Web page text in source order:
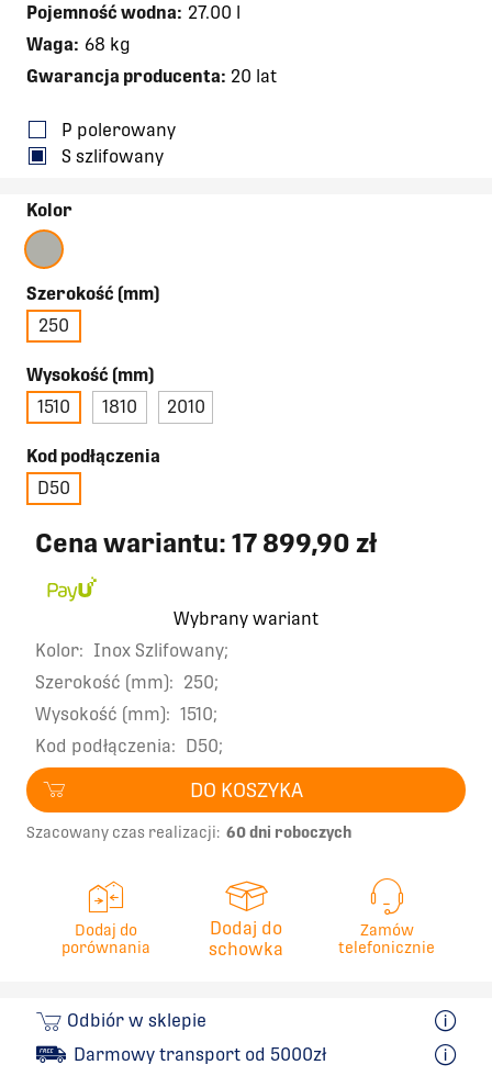
Pojemność wodna: 27.00 l
Waga: 68 kg
Gwarancja producenta: 20 lat
P polerowany
S szlifowany
Kolor
Szerokość (mm)
250
Wysokość (mm)
1510
1810 2010
Kod podłączenia
D50
Cena wariantu: 17 899,90 zł
Wybrany wariant
Kolor: Inox Szlifowany;
Szerokość (mm): 250;
Wysokość (mm): 1510;
Kod podłączenia: D50;
DO KOSZYKA
Szacowany czas realizacji: 60 dni roboczych
Dodaj do
porównania
Dodaj do
schowka
Zamów
telefonicznie
Odbiór w sklepie
Darmowy transport od 5000zł